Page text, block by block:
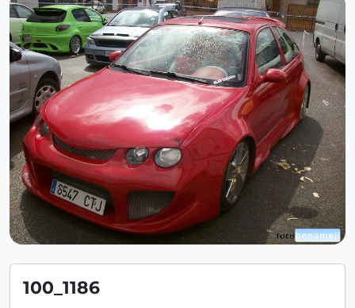
100_1186